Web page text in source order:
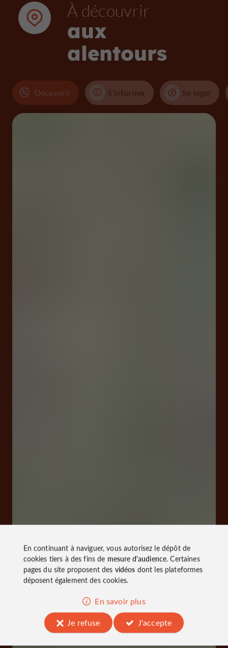
À découvrir
aux
alentours
Découvrir S'informer Se loger
En continuant à naviguer, vous autorisez le dépôt de
cookies tiers à des fins de mesure d'audience. Certaines
pages du site proposent des vidéos dont les plateformes
déposent également des cookies.
En savoir plus
Je refuse
J'accepte